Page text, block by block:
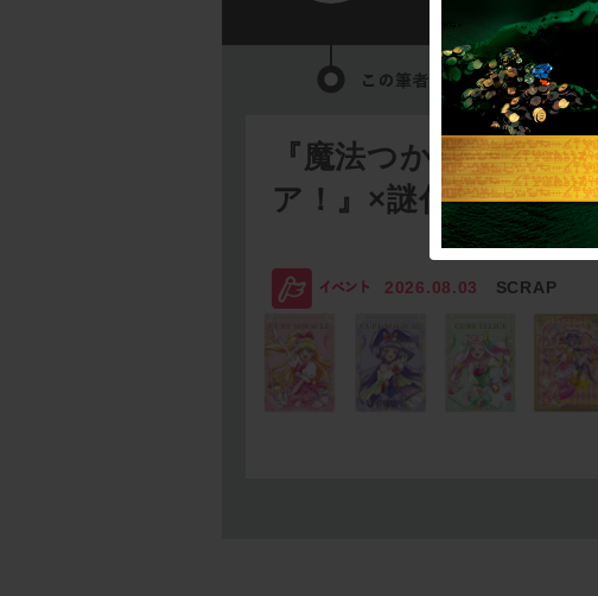
『魔法つかいプリキュ
ア！』×謎付きクリ…
2026.08.03 SCRAP